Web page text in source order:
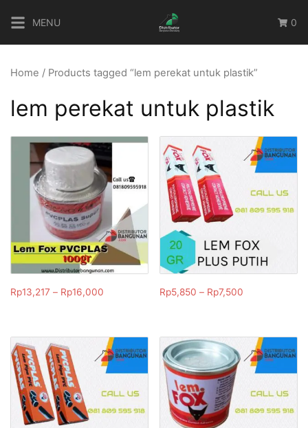
content
MENU 0
Home / Products tagged “lem perekat untuk plastik”
lem perekat untuk plastik
Rp13,217 – Rp16,000 Rp5,850 – Rp7,500